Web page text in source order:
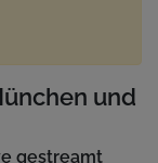
und
gestreamt